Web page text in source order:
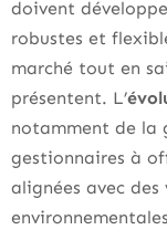
doivent
robustes et
marché tout en
présentent. L’
notamment de la
gestionnaires à
alignées avec